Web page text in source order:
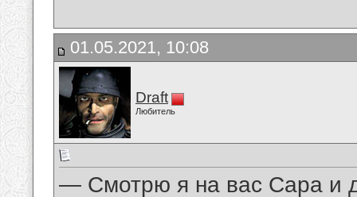
01.05.2021, 10:08
Draft
Любитель
— Смотрю я на вас Сара и